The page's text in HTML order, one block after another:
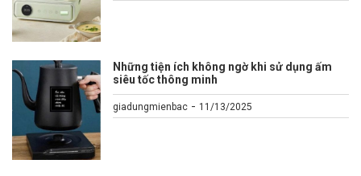
Những tiện ích không ngờ khi sử dụng ấm
siêu tốc thông minh
giadungmienbac - 11/13/2025